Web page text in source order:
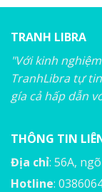
TRANH LIBRA
"Với kinh
TranhLibra tự
gía cả hấp dẫn
THÔNG TIN
Địa chỉ: 56A,
Hotline: